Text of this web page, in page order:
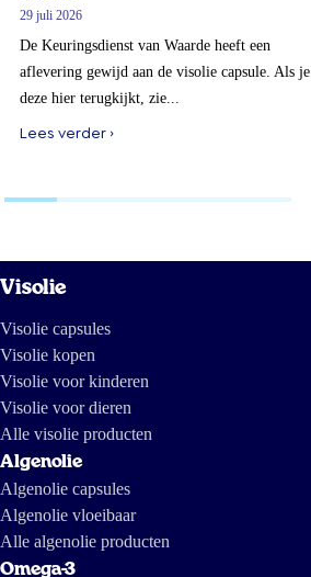
29 juli 2026
De Keuringsdienst van Waarde heeft een
aflevering gewijd aan de visolie capsule. Als je
deze hier terugkijkt, zie...
Lees verder ›
Visolie
Visolie capsules
Visolie kopen
Visolie voor kinderen
Visolie voor dieren
Alle visolie producten
Algenolie
Algenolie capsules
Algenolie vloeibaar
Alle algenolie producten
Omega-3